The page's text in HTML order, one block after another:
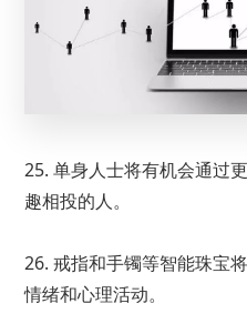
25. 单身人士将有机会通过
趣相投的人。
26. 戒指和手镯等智能珠宝
情绪和心理活动。